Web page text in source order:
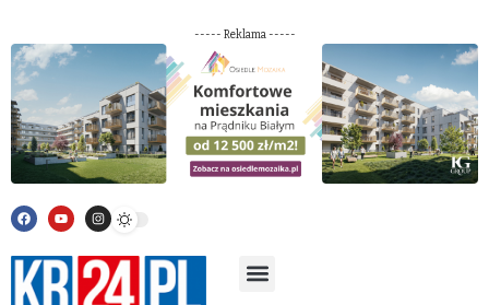
----- Reklama -----